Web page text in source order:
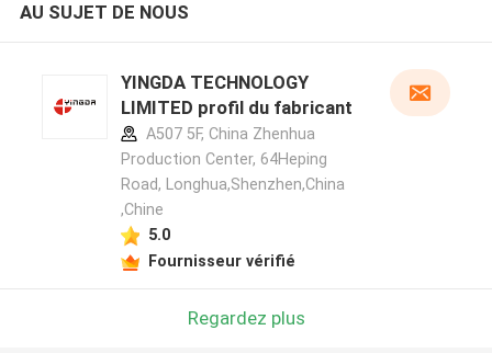
AU SUJET DE NOUS
YINGDA TECHNOLOGY
LIMITED profil du fabricant
A507 5F, China Zhenhua
Production Center, 64Heping
Road, Longhua,Shenzhen,China
,Chine
5.0
Fournisseur vérifié
Regardez plus